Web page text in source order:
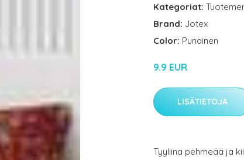
Kategoriat:
Brand: Jotex
Color: Punainen
9.9 EUR
LISÄTIETOJA
Tyyliina pehmeää ja